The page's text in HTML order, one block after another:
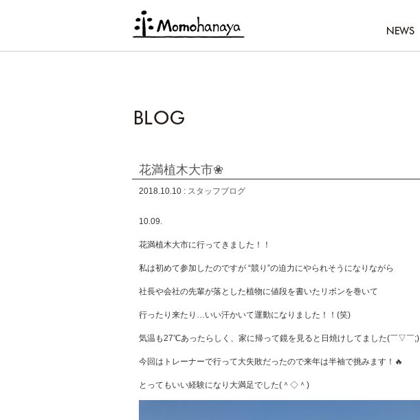
花満植木大市❀
2018.10.10 : スタッフブログ
10.09.
花満植木大市に行ってきました！！
私は初めて参加したのですが “競り”の迫力にやられそうになりながら
社長や会社の先輩が落とした植物に値段を書いたリボンを巻いて
行ったり来たり…いい汗かいて運動になりました！！(笑)
気温も27℃あったらしく、家に帰って鏡を見ると日焼けしてました(￣▽￣;)
今回はトレーナーで行って大失敗だったので来年は半袖で挑みます！🔥
とってもいい経験になり大満足でした(＾◇＾)